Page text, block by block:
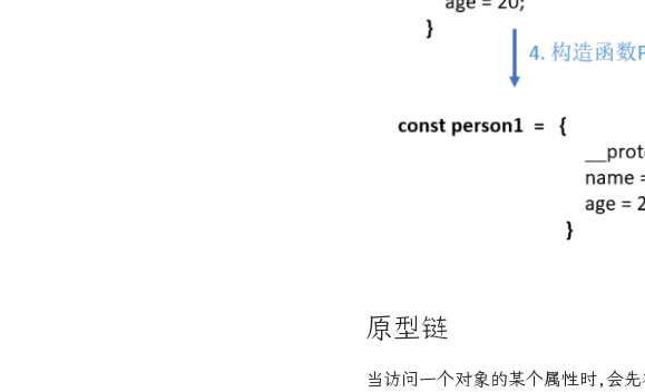
原型链
当访问一个对象的某个属性时,会